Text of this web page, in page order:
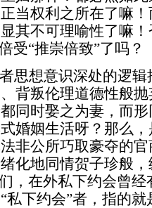
当权利之所在了嘛
其不可理喻性了嘛
受“推崇倍致”了吗？
想意识深处的逻辑
背叛伦理道德性般
同时娶之为妻，而
婚姻生活呀？那么
法非公所巧取豪夺的
化地同情贺子珍般
，在外私下约会曾
私下约会”者，指的